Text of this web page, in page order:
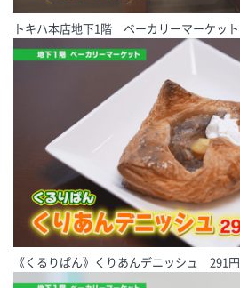
トキハ本店地下1階 ベーカリーマーケット
《くるりぱん》くりあんデニッシュ 291円